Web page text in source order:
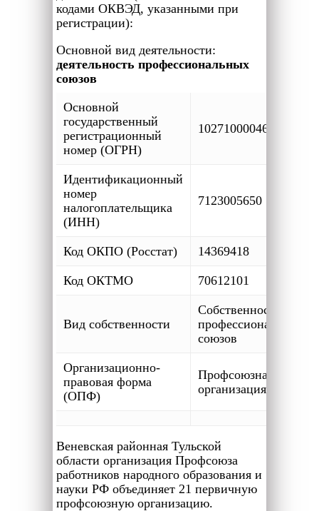
кодами ОКВЭД, указанными при
регистрации):
Основной вид деятельности:
деятельность профессиональных
союзов
Основной
государственный
регистрационный
номер (ОГРН)
1027100004667
Идентификационный
номер
налогоплательщика
(ИНН)
7123005650
Код ОКПО (Росстат) 14369418
Код ОКТМО 70612101
Вид собственности
Собственность
профессиональных
союзов
Организационно-
правовая форма
(ОПФ)
Профсоюзная
организация
Веневская районная Тульской
области организация Профсоюза
работников народного образования и
науки РФ объединяет 21 первичную
профсоюзную организацию.